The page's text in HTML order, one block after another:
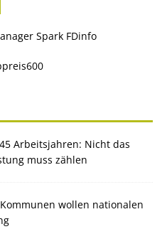
Arbeitsjahren: Nicht das
muss zählen
Kommunen wollen nationalen